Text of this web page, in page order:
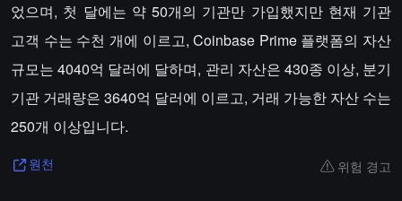
었으며, 첫 달에는 약 50개의 기관만 가입했지만 현재 기관
고객 수는 수천 개에 이르고, Coinbase Prime 플랫폼의 자산
규모는 4040억 달러에 달하며, 관리 자산은 430종 이상, 분기
기관 거래량은 3640억 달러에 이르고, 거래 가능한 자산 수는
250개 이상입니다.
원천 위험 경고